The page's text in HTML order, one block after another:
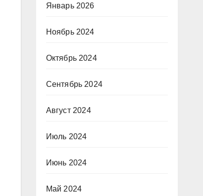
Январь 2026
Ноябрь 2024
Октябрь 2024
Сентябрь 2024
Август 2024
Июль 2024
Июнь 2024
Май 2024